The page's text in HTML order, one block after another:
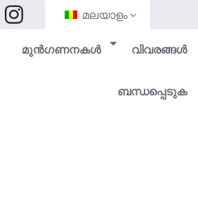
മലയാളം
മുൻ‌ഗണനകൾ വിവരങ്ങൾ
ബന്ധപ്പെടുക